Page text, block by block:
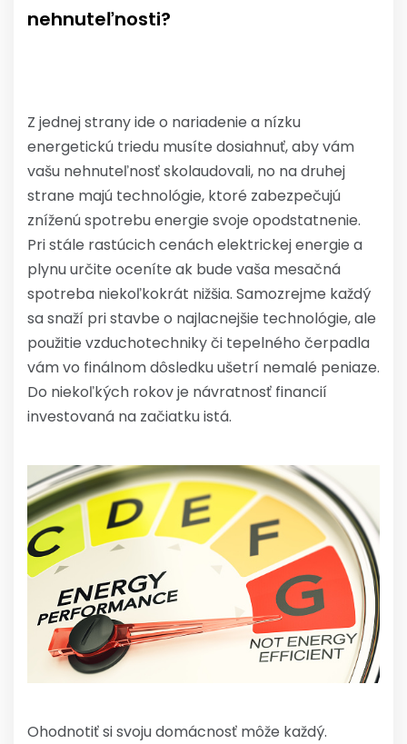
nehnuteľnosti?
Z jednej strany ide o nariadenie a nízku
energetickú triedu musíte dosiahnuť, aby vám
vašu nehnuteľnosť skolaudovali, no na druhej
strane majú technológie, ktoré zabezpečujú
zníženú spotrebu energie svoje opodstatnenie.
Pri stále rastúcich cenách elektrickej energie a
plynu určite oceníte ak bude vaša mesačná
spotreba niekoľkokrát nižšia. Samozrejme každý
sa snaží pri stavbe o najlacnejšie technológie, ale
použitie vzduchotechniky či tepelného čerpadla
vám vo finálnom dôsledku ušetrí nemalé peniaze.
Do niekoľkých rokov je návratnosť financií
investovaná na začiatku istá.
Ohodnotiť si svoju domácnosť môže každý.